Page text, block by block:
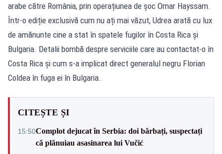
arabe către România, prin operațiunea de șoc Omar Hayssam.
Într-o ediție exclusivă cum nu ați mai văzut, Udrea arată cu lux
de amănunte cine a stat în spatele fugilor în Costa Rica și
Bulgaria. Detalii bombă despre serviciile care au contactat-o în
Costa Rica și cum s-a implicat direct generalul negru Florian
Coldea în fuga ei în Bulgaria.
CITEȘTE ȘI
15:50Complot dejucat în Serbia: doi bărbați, suspectați
că plănuiau asasinarea lui Vučić